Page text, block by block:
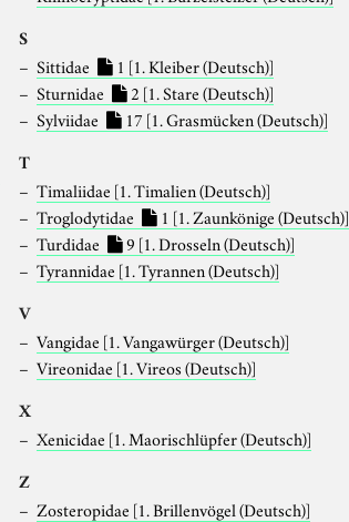
S
Sittidae 1 [1. Kleiber (Deutsch)]
Sturnidae
2 [1. Stare (Deutsch)]
Sylviidae
17 [1. Grasmücken (Deutsch)]
T
Timaliidae [1. Timalien (Deutsch)]
Troglodytidae
1 [1. Zaunkönige (Deutsch)]
Turdidae
9 [1. Drosseln (Deutsch)]
Tyrannidae [1. Tyrannen (Deutsch)]
V
Vangidae [1. Vangawürger (Deutsch)]
Vireonidae [1. Vireos (Deutsch)]
X
Xenicidae [1. Maorischlüpfer (Deutsch)]
Z
Zosteropidae [1. Brillenvögel (Deutsch)]